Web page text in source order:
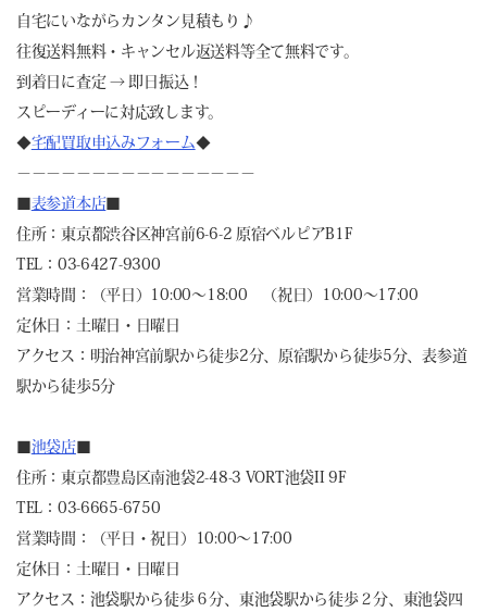
自宅にいながらカンタン見積もり♪
往復送料無料・キャンセル返送料等全て無料です。
到着日に査定 → 即日振込！
スピーディーに対応致します。
◆宅配買取申込みフォーム◆
－－－－－－－－－－－－－－－－
表参道本店
住所：東京都渋谷区神宮前6-6-2 原宿ベルピアB1F
TEL：03-6427-9300
営業時間：（平日）10:00～18:00 （祝日）10:00～17:00
定休日：土曜日・日曜日
アクセス：明治神宮前駅から徒歩2分、原宿駅から徒歩5分、表参道
駅から徒歩5分
池袋店
住所：東京都豊島区南池袋2-48-3 VORT池袋II 9F
TEL：03-6665-6750
営業時間：（平日・祝日）10:00～17:00
定休日：土曜日・日曜日
アクセス：池袋駅から徒歩６分、東池袋駅から徒歩２分、東池袋四